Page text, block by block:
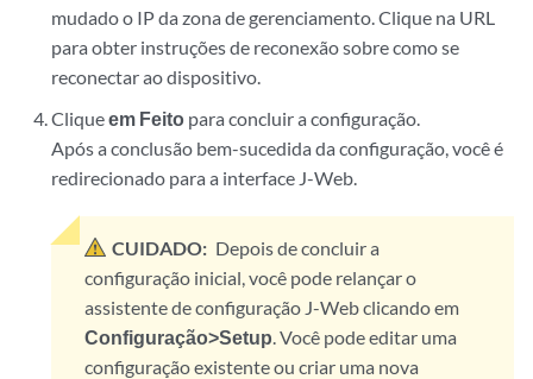
mudado o IP da zona de gerenciamento. Clique na URL
para obter instruções de reconexão sobre como se
reconectar ao dispositivo.
Cliqueem Feito para concluir a configuração.
Após a conclusão bem-sucedida da configuração, você é
redirecionado para a interface J-Web.
CUIDADO: Depois de concluir a
configuração inicial, você pode relançar o
assistente de configuração J-Web clicando em
Configuração>Setup. Você pode editar uma
configuração existente ou criar uma nova